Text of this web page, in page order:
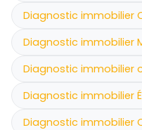
Diagnostic immobilier
Diagnostic immobilier
Diagnostic immobilier
Diagnostic immobilier
Diagnostic immobilier